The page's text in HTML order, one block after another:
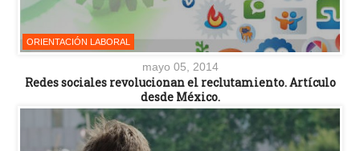
ORIENTACIÓN LABORAL
mayo 05, 2014
Redes sociales revolucionan el reclutamiento. Artículo
desde México.